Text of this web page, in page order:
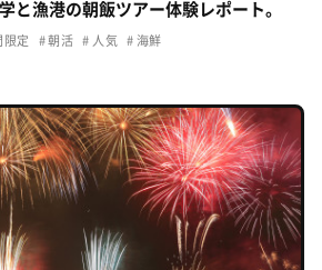
と漁港の朝飯ツアー体験レポート。
限定 朝活 人気 海鮮